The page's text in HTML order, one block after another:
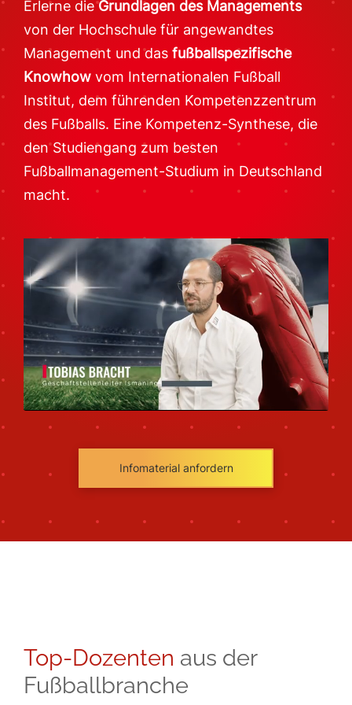
Erlerne dieGrundlagen des Managements
von der Hochschule für angewandtes
Management und dasfußballspezifische
Knowhowvom Internationalen Fußball
Institut, dem führenden Kompetenzzentrum
des Fußballs. Eine Kompetenz-Synthese, die
den Studiengang zum besten
Fußballmanagement-Studium in Deutschland
macht.
Infomaterial anfordern
Top-Dozenten aus der
Fußballbranche